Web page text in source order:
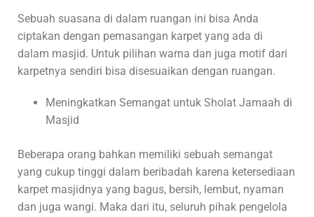
Sebuah suasana di dalam ruangan ini bisa Anda
ciptakan dengan pemasangan karpet yang ada di
dalam masjid. Untuk pilihan warna dan juga motif dari
karpetnya sendiri bisa disesuaikan dengan ruangan.
Meningkatkan Semangat untuk Sholat Jamaah di
Masjid
Beberapa orang bahkan memiliki sebuah semangat
yang cukup tinggi dalam beribadah karena ketersediaan
karpet masjidnya yang bagus, bersih, lembut, nyaman
dan juga wangi. Maka dari itu, seluruh pihak pengelola